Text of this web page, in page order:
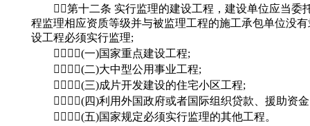
第十二条 实行监理的建设工程，建设单位应当委
程监理相应资质等级并与被监理工程的施工承包单位没
设工程必须实行监理;
(一)国家重点建设工程;
(二)大中型公用事业工程;
(三)成片开发建设的住宅小区工程;
(四)利用外国政府或者国际组织贷款、援助资金
(五)国家规定必须实行监理的其他工程。